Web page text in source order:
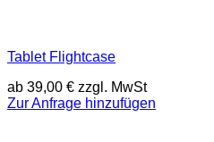
Tablet Flightcase
ab 39,00 € zzgl. MwSt
Zur Anfrage hinzufügen